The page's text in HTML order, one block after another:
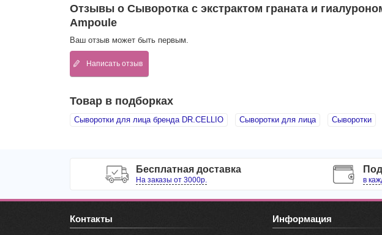
Отзывы о Cыворотка с экстрактом граната и
Ampoule
Ваш отзыв может быть первым.
Написать отзыв
Товар в подборках
Сыворотки для лица бренда DR.CELLIO Сыворотки для лица Сыворотки
Бесплатная доставка
На заказы от 3000р. в
Контакты Информация